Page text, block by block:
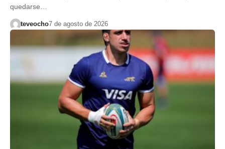
quedarse…
teveocho7 de agosto de 2026